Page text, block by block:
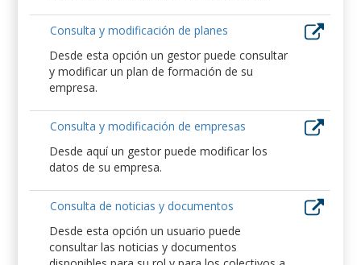
Consulta y modificación de planes
Desde esta opción un gestor puede consultar
y modificar un plan de formación de su
empresa.
Consulta y modificación de empresas
Desde aquí un gestor puede modificar los
datos de su empresa.
Consulta de noticias y documentos
Desde esta opción un usuario puede
consultar las noticias y documentos